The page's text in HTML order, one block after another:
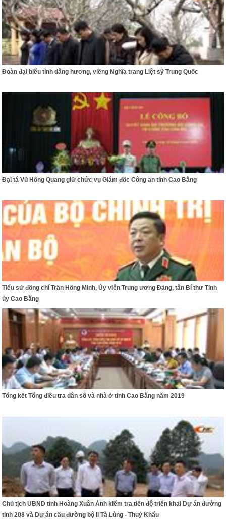
Đoàn đại biểu tỉnh dâng hương, viếng Nghĩa trang Liệt sỹ Trung Quốc
Đại tá Vũ Hồng Quang giữ chức vụ Giám đốc Công an tỉnh Cao Bằng
Tiểu sử đồng chí Trần Hồng Minh, Ủy viên Trung ương Đảng, tân Bí thư Tỉnh
ủy Cao Bằng
Tổng kết Tổng điều tra dân số và nhà ở tỉnh Cao Bằng năm 2019
Chủ tịch UBND tỉnh Hoàng Xuân Ánh kiểm tra tiến độ triển khai Dự án đường
tỉnh 208 và Dự án cầu đường bộ II Tà Lùng - Thuỷ Khẩu